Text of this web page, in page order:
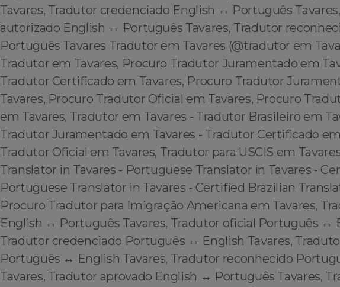
Tavares, Tradutor credenciado English ↔️ Português
autorizado English ↔️ Português Tavares, Tradutor
Português Tavares Tradutor em Tavares (@tradutor em
Tradutor em Tavares, Procuro Tradutor Juramentado em
Tradutor Certificado em Tavares, Procuro Tradutor
Tavares, Procuro Tradutor Oficial em Tavares, Procuro
em Tavares, Tradutor em Tavares - Tradutor Brasileiro em
Tradutor Juramentado em Tavares - Tradutor Certificado
Tradutor Oficial em Tavares, Tradutor para USCIS em
Translator in Tavares - Portuguese Translator in Tavares -
Portuguese Translator in Tavares - Certified Brazilian
Procuro Tradutor para Imigração Americana em Tavares,
English ↔️ Português Tavares, Tradutor oficial Português ↔️
Tradutor credenciado Português ↔️ English Tavares,
Português ↔️ English Tavares, Tradutor reconhecido
Tavares, Tradutor aprovado English ↔️ Português Tavares,